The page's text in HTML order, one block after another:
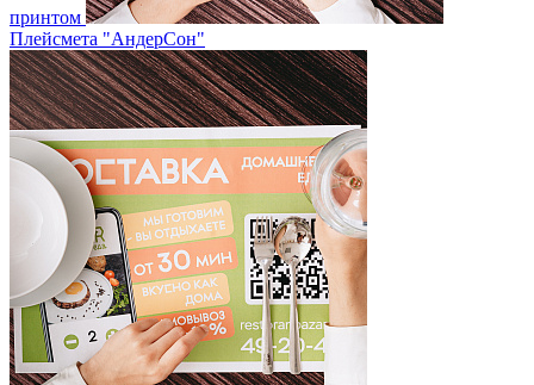
принтом
Плейсмета "АндерСон"